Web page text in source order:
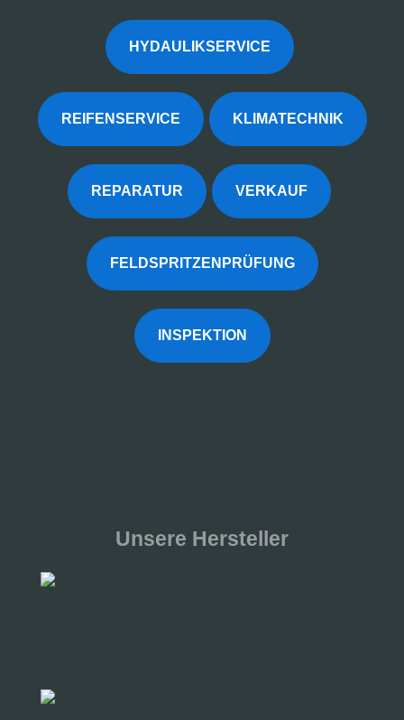
HYDAULIKSERVICE
REIFENSERVICE KLIMATECHNIK
REPARATUR VERKAUF
FELDSPRITZENPRÜFUNG
INSPEKTION
Unsere Hersteller